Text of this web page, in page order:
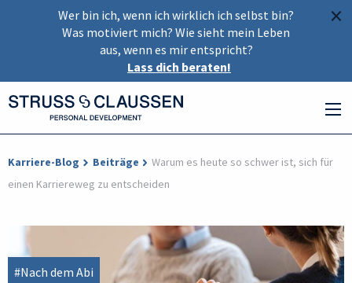
×
Wer bin ich, wenn ich wirklich ich selbst bin?
Was motiviert mich? Wie sieht mein Leben
aus, wenn es mir entspricht?
Lass dich beraten!
Karriere-Blog Beiträge
Warum es heute so schwer ist, sich für
einen Karriereweg zu entscheiden
#Nach dem Abi